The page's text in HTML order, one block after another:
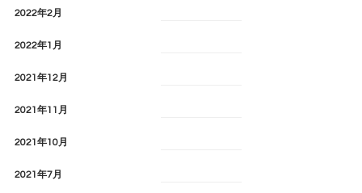
2022年2月
2022年1月
2021年12月
2021年11月
2021年10月
2021年7月